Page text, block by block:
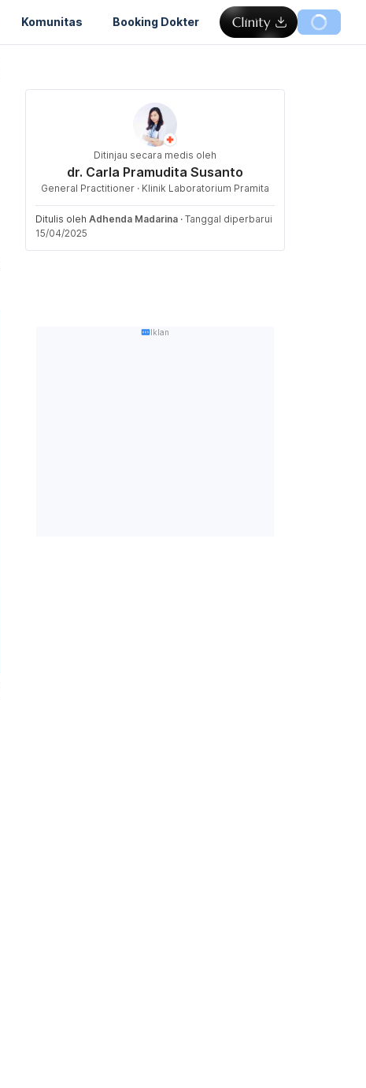
Komunitas Booking Dokter
Ditinjau secara medis oleh
dr. Carla Pramudita Susanto
General Practitioner · Klinik Laboratorium Pramita
Ditulis oleh Adhenda Madarina · Tanggal diperbarui
15/04/2025
Iklan